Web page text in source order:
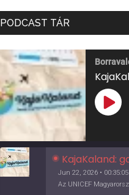
PODCAST TÁR
KajaKaland:
Jun 22, 2026 • 00:35:05